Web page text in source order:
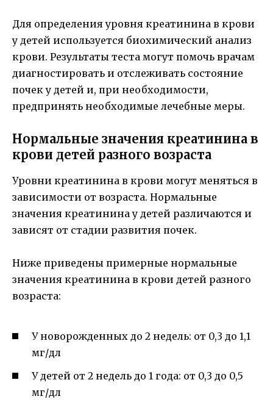
Для определения уровня креатинина в крови
у детей используется биохимический анализ
крови. Результаты теста могут помочь врачам
диагностировать и отслеживать состояние
почек у детей и, при необходимости,
предпринять необходимые лечебные меры.
Нормальные значения креатинина в
крови детей разного возраста
Уровни креатинина в крови могут меняться в
зависимости от возраста. Нормальные
значения креатинина у детей различаются и
зависят от стадии развития почек.
Ниже приведены примерные нормальные
значения креатинина в крови детей разного
возраста:
У новорожденных до 2 недель: от 0,3 до 1,1
мг/дл
У детей от 2 недель до 1 года: от 0,3 до 0,5
мг/дл